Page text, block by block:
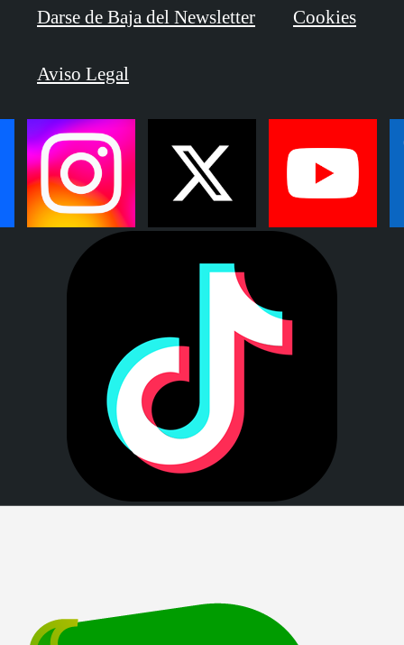
Darse de Baja del Newsletter Cookies
Aviso Legal